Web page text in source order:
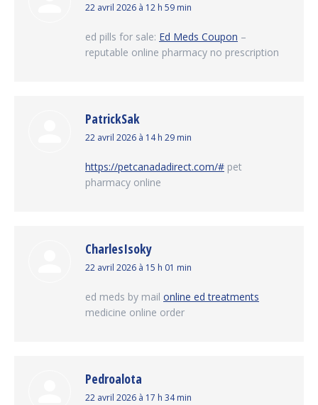
dit
22 avril 2026 à 12 h 59 min
ed pills for sale: Ed Meds Coupon –
reputable online pharmacy no prescription
PatrickSak
dit
22 avril 2026 à 14 h 29 min
https://petcanadadirect.com/# pet
pharmacy online
CharlesIsoky
dit
22 avril 2026 à 15 h 01 min
ed meds by mail online ed treatments
medicine online order
Pedroalota
dit
22 avril 2026 à 17 h 34 min